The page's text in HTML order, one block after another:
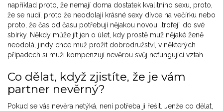
například proto, že nemají doma dostatek kvalitního sexu, proto,
že se nudí, proto že neodolají krásné sexy dívce na večírku nebo
proto, že čas od času potřebují nějakou novou „trofej“ do své
sbírky. Někdy může jít jen o úlet, kdy prostě muž nějaké ženě
neodolá, jindy chce muž prožít dobrodružství, v některých
případech si muži kompenzují nevěrou svůj nefungující vztah.
Co dělat, když zjistíte, že je vám
partner nevěrný?
Pokud se vás nevěra netýká, není potřeba ji řešit. Jenže co dělat,